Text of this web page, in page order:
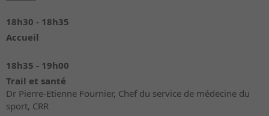
18h30 - 18h35
Accueil
18h35 - 19h00
Trail et santé
Dr Pierre-Etienne Fournier, Chef du service de médecine du
sport, CRR